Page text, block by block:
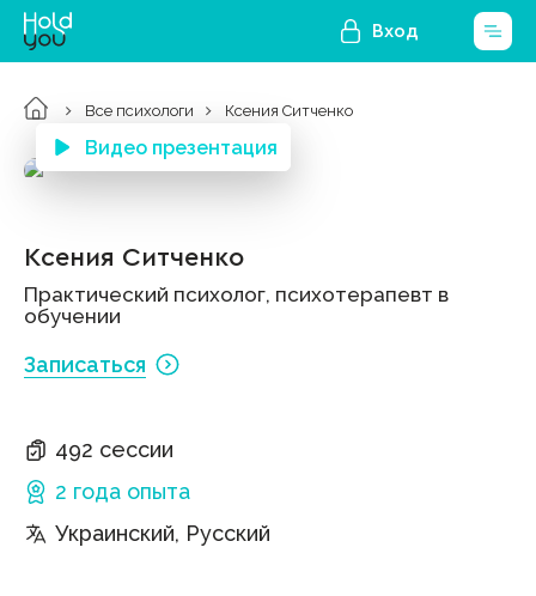
Вход
Все психологи Ксения Ситченко
Видео презентация
Ксения Ситченко
Практический психолог, психотерапевт в
обучении
Записаться
492 сессии
2 года опыта
Украинский, Русский